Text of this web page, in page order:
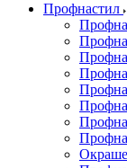
Профнастил